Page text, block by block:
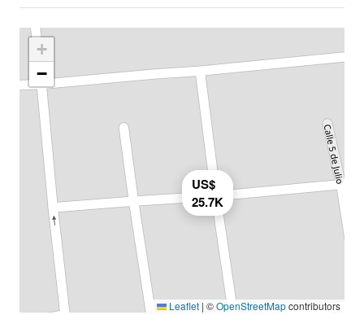
US$
25.7K
+
−
Leaflet | ©OpenStreetMapcontributors